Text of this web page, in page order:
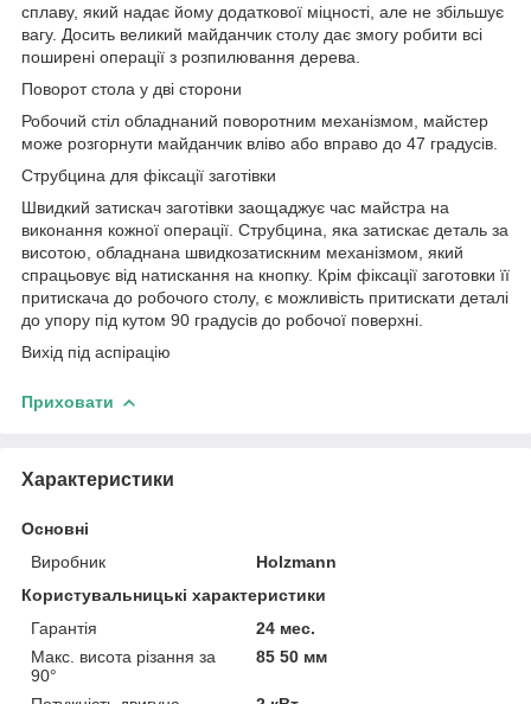
сплаву, який надає йому додаткової міцності, але не збільшує
вагу. Досить великий майданчик столу дає змогу робити всі
поширені операції з розпилювання дерева.
Поворот стола у дві сторони
Робочий стіл обладнаний поворотним механізмом, майстер
може розгорнути майданчик вліво або вправо до 47 градусів.
Струбцина для фіксації заготівки
Швидкий затискач заготівки заощаджує час майстра на
виконання кожної операції. Струбцина, яка затискає деталь за
висотою, обладнана швидкозатискним механізмом, який
спрацьовує від натискання на кнопку. Крім фіксації заготовки її
притискача до робочого столу, є можливість притискати деталі
до упору під кутом 90 градусів до робочої поверхні.
Вихід під аспірацію
Приховати
Характеристики
Основні
Виробник
Holzmann
Користувальницькі характеристики
Гарантія
24 мес.
Макс. висота різання за
90°
85 50 мм